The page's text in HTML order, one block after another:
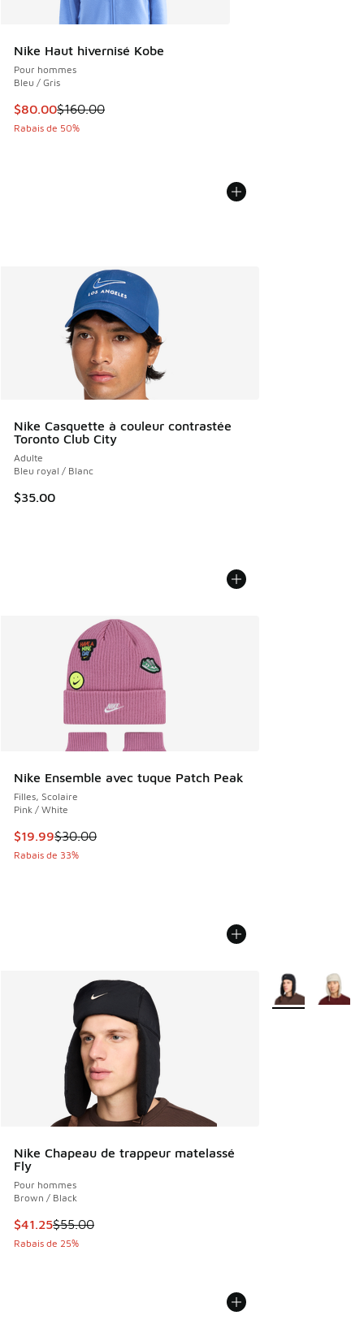
Nike Haut hivernisé Kobe
Pour hommes
Bleu / Gris
Cet article est en solde. Le prix est passé de $160.00 à
$80.00$160.00
Rabais de 50%
Nike Casquette à couleur contrastée
Toronto Club City
Adulte
Bleu royal / Blanc
$35.00
Nike Ensemble avec tuque Patch Peak
Filles, Scolaire
Pink / White
Cet article est en solde. Le prix est passé de $30.00 à
$19.99$30.00
Rabais de 33%
Nike Chapeau de trappeur matelassé
Fly
Pour hommes
Brown / Black
Cet article est en solde. Le prix est passé de $55.00 à
$41.25$55.00
Rabais de 25%
Plus de couleurs